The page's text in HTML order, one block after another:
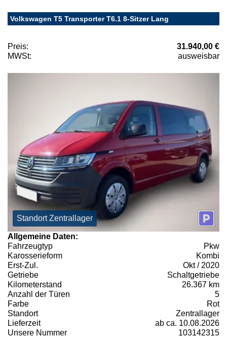
Volkswagen T5 Transporter T6.1 8-Sitzer Lang
Preis:
31.940,00 €
MWSt:
ausweisbar
Standort Zentrallager
Allgemeine Daten:
Fahrzeugtyp
Pkw
Karosserieform
Kombi
Erst-Zul.
Okt / 2020
Getriebe
Schaltgetriebe
Kilometerstand
26.367 km
Anzahl der Türen
5
Farbe
Rot
Standort
Zentrallager
Lieferzeit
ab ca. 10.08.2026
Unsere Nummer
103142315